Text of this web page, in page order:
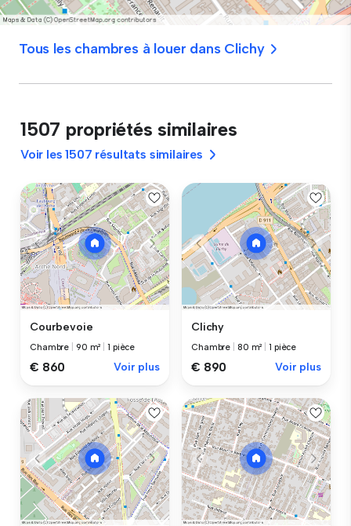
Tous les chambres à louer dans Clichy
1507 propriétés similaires
Voir les 1507 résultats similaires
Courbevoie
Chambre 90 m² |1 pièce
€ 860 Voir plus
Clichy
Chambre 80 m² |1 pièce
€ 890 Voir plus